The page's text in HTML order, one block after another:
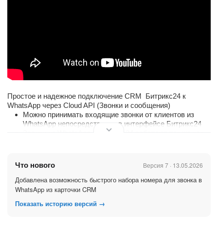
Простое и надежное подключение CRM Битрикс24 к
WhatsApp через Cloud API (Звонки и сообщения)
Можно принимать входящие звонки от клиентов из
WhatsApp непосредственно в интерфейсе Битрикс24
Звонки из WhatsApp в Битрикс24 работают так же как
Можно писать первым шаблонным сообщением
Позволяет подключать приложениеWhatsApp Business
(Coexistence)с сохранением аккаунта и истории
вашего номера за "серое" подключение
Что нового Версия 7 · 13.05.2026
Добавлена возможность быстрого набора номера для звонка в
WhatsApp из карточки CRM
Показать историю версий →